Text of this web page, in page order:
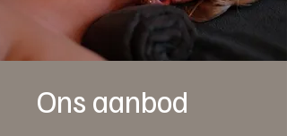
Ons aanbod